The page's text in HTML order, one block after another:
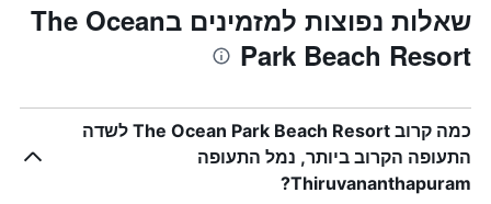
שאלות נפוצות למזמינים בThe Ocean
Park Beach Resort
כמה קרוב The Ocean Park Beach Resort לשדה
התעופה הקרוב ביותר, נמל התעופה
Thiruvananthapuram?